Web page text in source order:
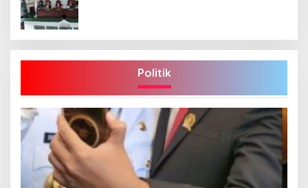
Politik